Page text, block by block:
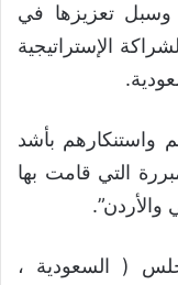
وسبل تعزيزها في
الإستراتيجية
واستنكارهم بأشد
التي قامت بها
( السعودية ،